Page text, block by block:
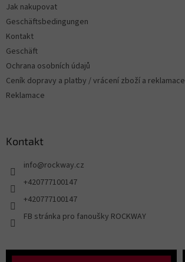
Jak nakupovat
Geschäftsbedingungen
Kontakt
Geschäft
Ochrana osobních údajů
Ceník dopravy a platby / vrácení zboží a reklamace
Reklamace
Kontakt
info@rockway.cz
+420777100147
+420777100147
FB stránka pro fanoušky ROCKWAY